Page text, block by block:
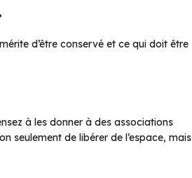
d’être conservé et ce qui doit être
à les donner à des associations
seulement de libérer de l’espace, mais